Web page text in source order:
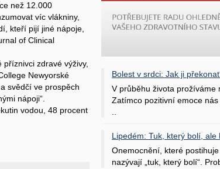
než 12.000
víc vlákniny,
kteří pijí jiné nápoje,
of Clinical
zdravé výživy,
Newyorské
svědčí ve prospěch
nápoji“.
vodou, 48 procent
Bolest v srdci: Jak ji
V průběhu života prožíváme
Zatímco pozitivní emoce
Lipedém: Tuk, který bolí, ale
Onemocnění, které
nazývají „tuk, který bolí“.